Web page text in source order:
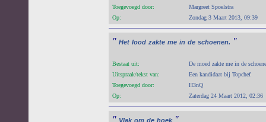
Toegevoegd door:
Margreet Spoelstra
Op:
Zondag 3 Maart 2013, 09:39
" Het lood zakte me in de schoenen. "
Bestaat uit:
De moed zakte me in de
Uitspraak/tekst van:
Een kandidaat bij Topchef
Toegevoegd door:
H3nQ
Op:
Zaterdag 24 Maart 2012, 02:36
" Vlak om de hoek "